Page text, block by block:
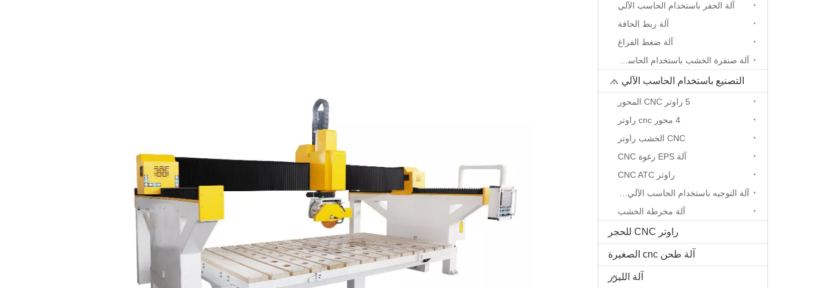
آلة الحفر باستخدام الحاسب الآلي
آلة ربط الحافة
آلة ضغط الفراغ
التصنيع باستخدام الحاسب الآلي جهاز التوجيه
5 راوتر CNC المحور
4 محور cnc راوتر
CNC الخشب راوتر
آلة EPS رغوة CNC
راوتر CNC ATC
آلة مخرطة الخشب
راوتر CNC للحجر
آلة طحن cnc الصغيرة
آلة الليزر